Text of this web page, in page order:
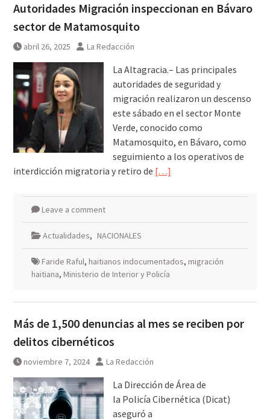
Autoridades Migración inspeccionan en Bávaro
sector de Matamosquito
abril 26, 2025 La Redacción
La Altagracia.– Las principales
autoridades de seguridad y
migración realizaron un descenso
este sábado en el sector Monte
Verde, conocido como
Matamosquito, en Bávaro, como
seguimiento a los operativos de
interdicción migratoria y retiro de […]
Leave a comment
Actualidades, NACIONALES
Faride Raful, haitianos indocumentados, migración
haitiana, Ministerio de Interior y Policía
Más de 1,500 denuncias al mes se reciben por
delitos cibernéticos
noviembre 7, 2024 La Redacción
La Dirección de Área de
la Policía Cibernética (Dicat)
aseguró a